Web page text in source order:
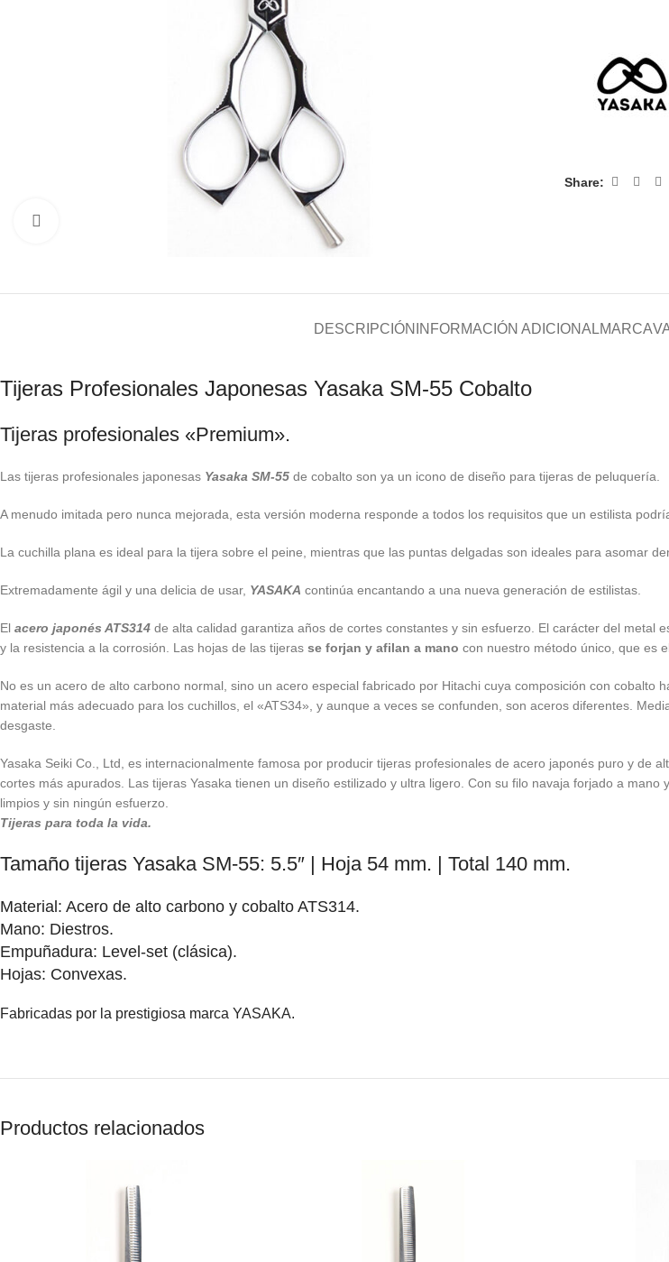
Share:
DESCRIPCIÓN INFORMACIÓN ADICIONALMARCA
Tijeras Profesionales Japonesas Yasaka SM-55 Cobalto
Tijeras profesionales «Premium».
Las tijeras profesionales japonesas Yasaka SM-55 de cobalto son ya un icono de diseño para tijeras de peluquería.
A menudo imitada pero nunca mejorada, esta versión moderna responde a todos los requisitos que un estilista
La cuchilla plana es ideal para la tijera sobre el peine, mientras que las puntas delgadas son ideales para asomar
Extremadamente ágil y una delicia de usar, YASAKA continúa encantando a una nueva generación de estilistas.
El acero japonés ATS314 de alta calidad garantiza años de cortes constantes y sin esfuerzo. El carácter del metal
y la resistencia a la corrosión. Las hojas de las tijeras se forjan y afilan a mano con nuestro método único, que es
No es un acero de alto carbono normal, sino un acero especial fabricado por Hitachi cuya composición con cobalto
material más adecuado para los cuchillos, el «ATS34», y aunque a veces se confunden, son aceros diferentes.
desgaste.
Yasaka Seiki Co., Ltd, es internacionalmente famosa por producir tijeras profesionales de acero japonés puro y de
cortes más apurados. Las tijeras Yasaka tienen un diseño estilizado y ultra ligero. Con su filo navaja forjado a
limpios y sin ningún esfuerzo.
Tijeras para toda la vida.
Tamaño tijeras Yasaka SM-55: 5.5″ | Hoja 54 mm. | Total 140 mm.
Material: Acero de alto carbono y cobalto ATS314.
Mano: Diestros.
Empuñadura: Level-set (clásica).
Hojas: Convexas.
Fabricadas por la prestigiosa marca YASAKA.
Productos relacionados